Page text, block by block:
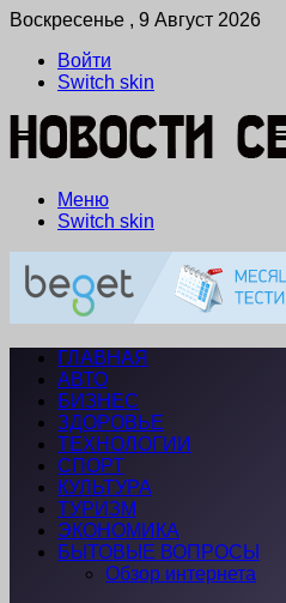
Воскресенье , 9 Август 2026
Войти
Switch skin
Меню
Switch skin
ГЛАВНАЯ
АВТО
БИЗНЕС
ЗДОРОВЬЕ
ТЕХНОЛОГИИ
СПОРТ
КУЛЬТУРА
ТУРИЗМ
ЭКОНОМИКА
БЫТОВЫЕ ВОПРОСЫ
Обзор интернета